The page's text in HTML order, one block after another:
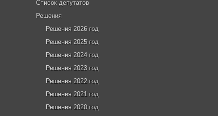
Список депутатов
Решения
Решения 2026 год
Решения 2025 год
Решения 2024 год
Решения 2023 год
Решения 2022 год
Решения 2021 год
Решения 2020 год